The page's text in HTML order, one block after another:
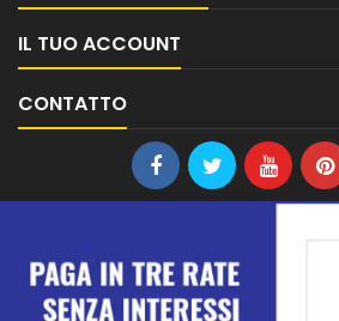
IL TUO ACCOUNT
CONTATTO